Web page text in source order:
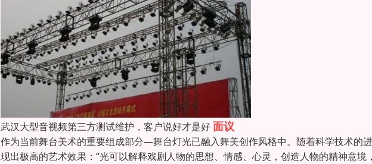
武汉大型音视频第三方测试维护，客户说好才是好面议
作为当前舞台美术的重要组成部分—舞台灯光已融入舞美创作风格中。随着科学技术的
现出极高的艺术效果：“光可以解释戏剧人物的思想、情感、心灵，创造人物的精神意